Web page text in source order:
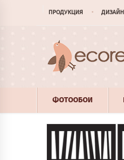
ПРОДУКЦИЯ ДИЗАЙН
ФОТООБОИ